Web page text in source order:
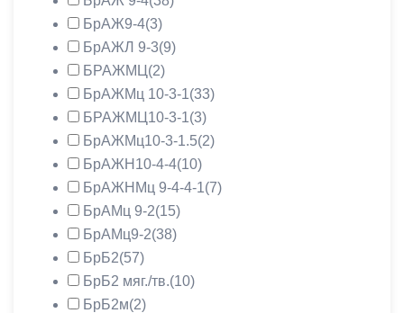
БрАЖ9-4(3)
БрАЖЛ 9-3(9)
БРАЖМЦ (2)
БрАЖМц 10-3-1(33)
БРАЖМЦ10-3-1(3)
БрАЖМц10-3-1.5(2)
БрАЖН10-4-4(10)
БрАЖНМц 9-4-4-1(7)
БрАМц 9-2(15)
БрАМц9-2(38)
БрБ2(57)
БрБ2 мяг./тв.(10)
БрБ2м(2)